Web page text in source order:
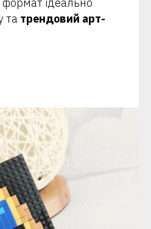
та трендовий арт-